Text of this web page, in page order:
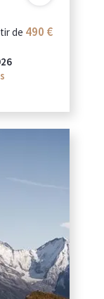
de 490